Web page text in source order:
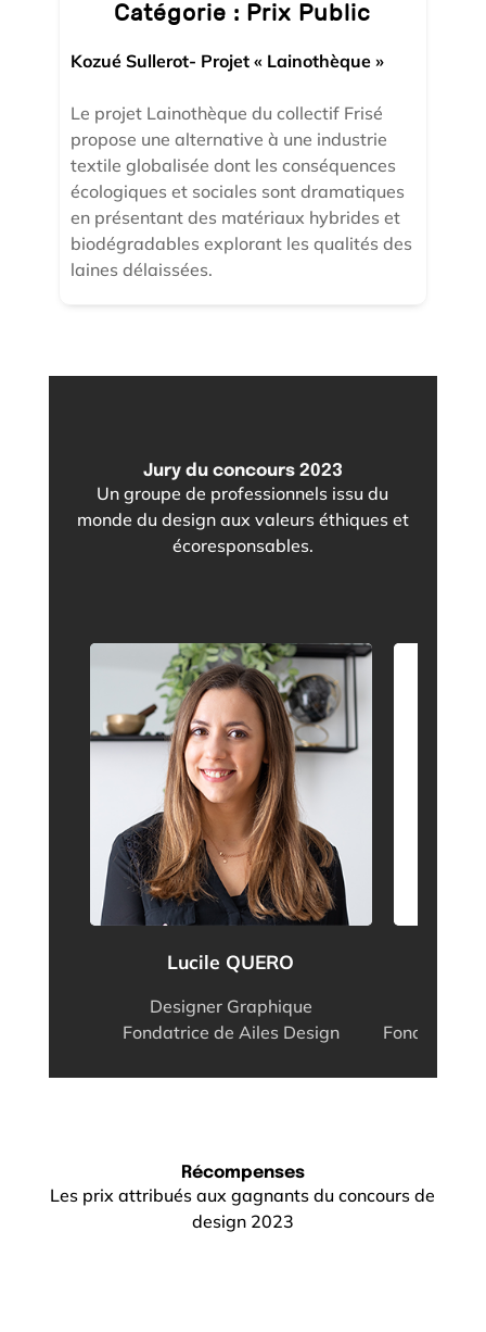
Catégorie : Prix Public
Kozué Sullerot- Projet « Lainothèque »
Le projet Lainothèque du collectif Frisé
propose une alternative à une industrie
textile globalisée dont les conséquences
écologiques et sociales sont dramatiques
en présentant des matériaux hybrides et
biodégradables explorant les qualités des
laines délaissées.
Jury du concours 2023
Un groupe de professionnels issu du
monde du design aux valeurs éthiques et
écoresponsables.
Lucile QUERO
Designer Graphique
Fondatrice de Ailes Design
Fondatrice
Récompenses
Les prix attribués aux gagnants du concours de
design 2023